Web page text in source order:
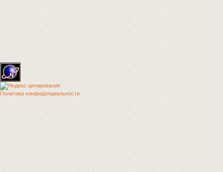
Политика конфиденциальности